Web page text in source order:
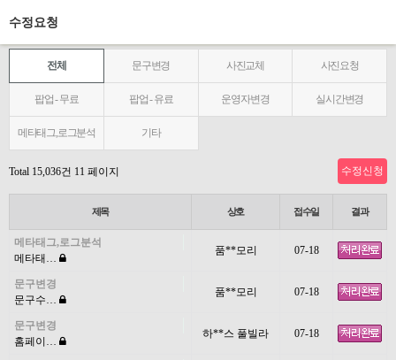
수정요청
전체 문구변경 사진교체 사진요청
팝업 - 무료 팝업 - 유료 운영자변경 실시간변경
메타태그,로그분석 기타
Total 15,036건 11 페이지 수정신청
제목 상호 접수일 결과
메타태그,로그분석
메타태…
품**모리 07-18
문구변경
문구수…
품**모리 07-18
문구변경
홈페이…
하**스 풀빌라 07-18